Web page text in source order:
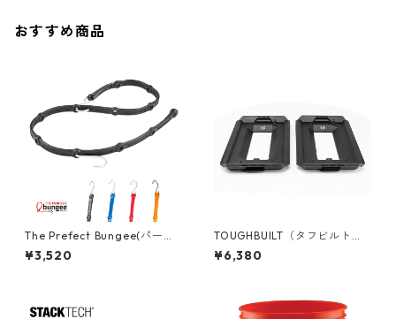
おすすめ商品
The Prefect Bungee(パーフ
ェクトバンジー) アジャスタブ
ル バンジーストラップ [48"/1
¥3,520
TOUGHBUILT（タフビルト）S
TACK TECH(スタックテック)
コンバージョンアダプター（2
¥6,380